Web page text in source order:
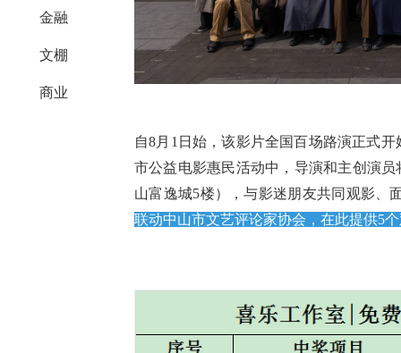
金融
文棚
商业
自8月1日始，该影片全国百场路演正式开
市公益电影惠民活动中，导演和主创演
山富逸城5楼），与影迷朋友共同观影、
联动中山市文艺评论家协会，在此提供5